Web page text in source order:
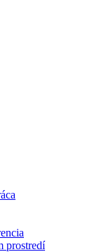
prostredí